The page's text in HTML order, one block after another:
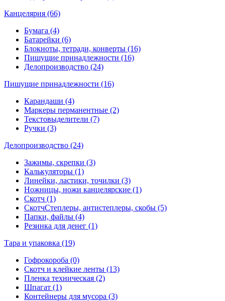
Канцелярия (66)
Бумага (4)
Батарейки (6)
Блокноты, тетради, конверты (16)
Пишущие принадлежности (16)
Делопроизводство (24)
Пишущие принадлежности (16)
Карандаши (4)
Маркеры перманентные (2)
Текстовыделители (7)
Ручки (3)
Делопроизводство (24)
Зажимы, скрепки (3)
Калькуляторы (1)
Линейки, ластики, точилки (3)
Ножницы, ножи канцелярские (1)
Скотч (1)
СкотчСтеплеры, антистеплеры, скобы (5)
Папки, файлы (4)
Резинка для денег (1)
Тара и упаковка (19)
Гофрокороба (0)
Скотч и клейкие ленты (13)
Пленка техническая (2)
Шпагат (1)
Контейнеры для мусора (3)